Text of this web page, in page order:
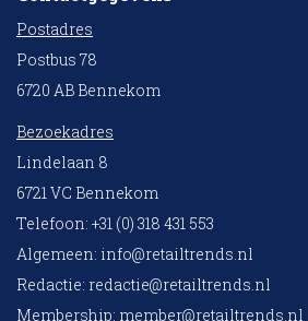
Postadres
Postbus 78
6720 AB Bennekom
Bezoekadres
Lindelaan 8
6721 VC Bennekom
Telefoon: +31 (0) 318 431 553
Algemeen: info@retailtrends.nl
Redactie: redactie@retailtrends.nl
Membership: member@retailtrends.nl